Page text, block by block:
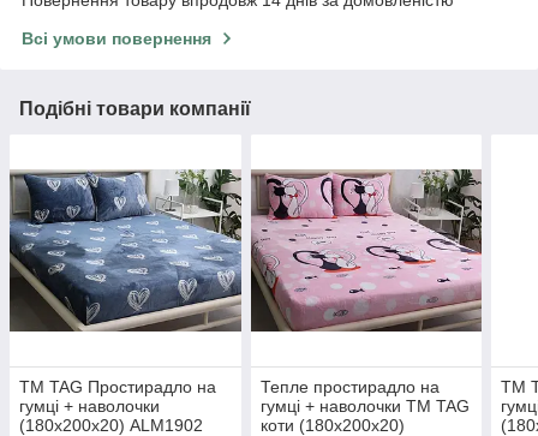
Всі умови повернення
Подібні товари компанії
ТМ TAG Простирадло на
гумці + наволочки
(180х200х20) ALM1902
Тепле простирадло на
гумці + наволочки ТМ TAG
коти (180х200х20)
ТМ